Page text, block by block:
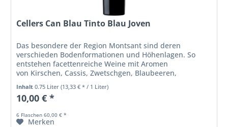
Cellers Can Blau Tinto Blau Joven
Das besondere der Region Montsant sind deren
verschieden Bodenformationen und Höhenlagen. So
entstehen facettenreiche Weine mit Aromen
von Kirschen, Cassis, Zwetschgen, Blaubeeren,
Waldbeeren, Veilchen, Zedernholz, Moos, Heu und
Vanille.
Inhalt0.75 Liter(13,33 € * / 1 Liter)
10,00 € *
6 Flaschen 60,00 € *
Merken